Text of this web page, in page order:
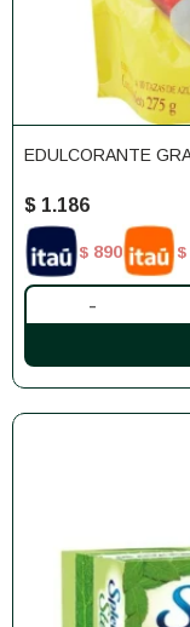
EDULCORANTE
$ 1.186
$ 890 $
-